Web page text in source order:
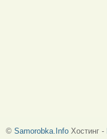
© Samorobka.Info Хостинг -